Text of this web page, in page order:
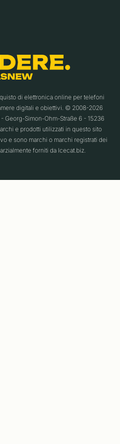
di elettronica online per telefoni
digitali e obiettivi. © 2008-2026
Georg-Simon-Ohm-Straße 6 - 15236
e prodotti utilizzati in questo sito
e sono marchi o marchi registrati dei
forniti da Icecat.biz.